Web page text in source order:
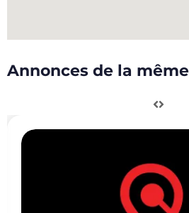
Annonces de la